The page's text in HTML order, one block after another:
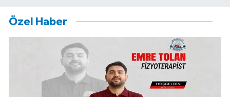
Özel Haber